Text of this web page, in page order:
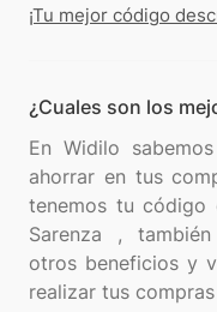
¡Tu mejor código
¿Cuales son los
En Widilo
ahorrar en tus
tenemos tu código
Sarenza ,
otros beneficios y
realizar tus